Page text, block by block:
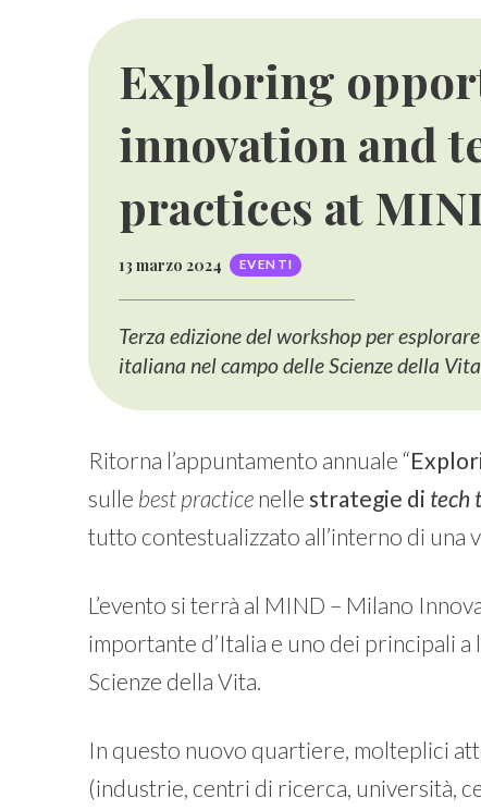
Exploring
innovation and
practices at
13 marzo 2024 EVENTI
Terza edizione del workshop per
italiana nel campo delle Scienze della
Ritorna l’appuntamento annuale “
sulle best practice nelle strategie di tech
tutto contestualizzato all’interno di una
L’evento si terrà al MIND – Milano
importante d’Italia e uno dei principali
Scienze della Vita.
In questo nuovo quartiere, molteplici
(industrie, centri di ricerca, università,